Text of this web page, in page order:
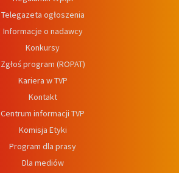
Telegazeta ogłoszenia
Informacje o nadawcy
Konkursy
Zgłoś program (ROPAT)
Kariera w TVP
Kontakt
Centrum informacji TVP
Komisja Etyki
Program dla prasy
Dla mediów